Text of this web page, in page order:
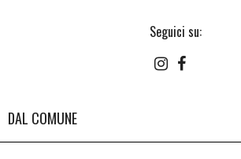
Seguici su:
DAL COMUNE